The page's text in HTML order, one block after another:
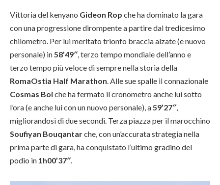
Vittoria del kenyano Gideon Rop che ha dominato la gara
con una progressione dirompente a partire dal tredicesimo
chilometro. Per lui meritato trionfo braccia alzate (e nuovo
personale) in 58’49″, terzo tempo mondiale dell’anno e
terzo tempo più veloce di sempre nella storia della
RomaOstia Half Marathon . Alle sue spalle il connazionale
Cosmas Boiche ha fermato il cronometro anche lui sotto
l’ora (e anche lui con un nuovo personale), a 59’27″,
migliorandosi di due secondi. Terza piazza per il marocchino
Soufiyan Bouqantarche, con un’accurata strategia nella
prima parte di gara, ha conquistato l’ultimo gradino del
podio in 1h00’37″.